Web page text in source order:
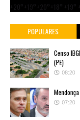
POPULARES
Censo
(PE)
08:20
07:20